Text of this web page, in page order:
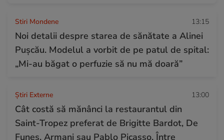
Stiri Mondene 13:15
Noi detalii despre starea de sănătate a Alinei
Pușcău. Modelul a vorbit de pe patul de spital:
„Mi-au băgat o perfuzie să nu mă doară”
Știri Externe 13:00
Cât costă să mănânci la restaurantul din
Saint-Tropez preferat de Brigitte Bardot, De
Funes, Armani sau Pablo Picasso. Între